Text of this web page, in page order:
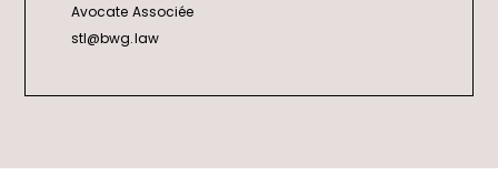
Avocate Associée
stl@bwg.law